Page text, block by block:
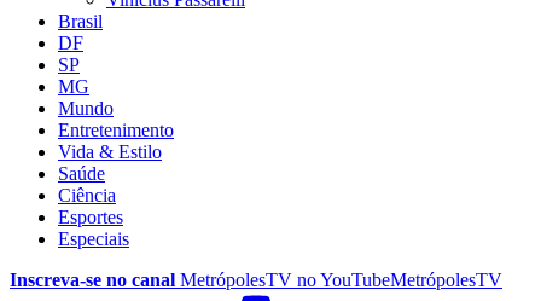
Brasil
DF
SP
MG
Mundo
Entretenimento
Vida & Estilo
Saúde
Ciência
Esportes
Especiais
Inscreva-se no canal MetrópolesTV noYouTubeMetrópolesTV